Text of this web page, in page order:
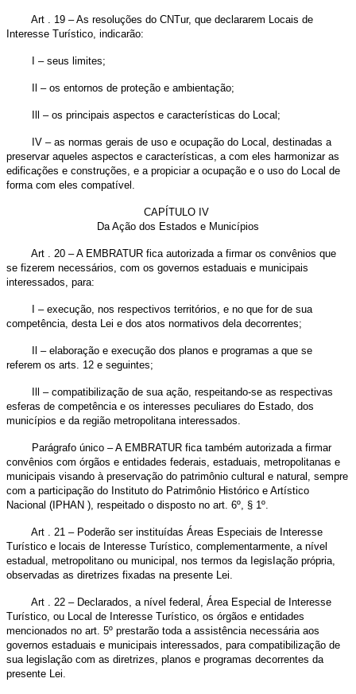
Art . 19 – As resoluções do CNTur, que declararem Locais de
Interesse Turístico, indicarão:
I – seus limites;
Il – os entornos de proteção e ambientação;
Ill – os principais aspectos e características do Local;
IV – as normas gerais de uso e ocupação do Local, destinadas a
preservar aqueles aspectos e características, a com eles harmonizar as
edificações e construções, e a propiciar a ocupação e o uso do Local de
forma com eles compatível.
CAPÍTULO IV
Da Ação dos Estados e Municípios
Art . 20 – A EMBRATUR fica autorizada a firmar os convênios que
se fizerem necessários, com os governos estaduais e municipais
interessados, para:
I – execução, nos respectivos territórios, e no que for de sua
competência, desta Lei e dos atos normativos dela decorrentes;
Il – elaboração e execução dos planos e programas a que se
referem os arts. 12 e seguintes;
Ill – compatibilização de sua ação, respeitando-se as respectivas
esferas de competência e os interesses peculiares do Estado, dos
municípios e da região metropolitana interessados.
Parágrafo único – A EMBRATUR fica também autorizada a firmar
convênios com órgãos e entidades federais, estaduais, metropolitanas e
municipais visando à preservação do patrimônio cultural e natural, sempre
com a participação do Instituto do Patrimônio Histórico e Artístico
Nacional (IPHAN ), respeitado o disposto no art. 6º, § 1º.
Art . 21 – Poderão ser instituídas Áreas Especiais de Interesse
Turístico e locais de Interesse Turístico, complementarmente, a nível
estadual, metropolitano ou municipal, nos termos da IegisIação própria,
observadas as diretrizes fixadas na presente Lei.
Art . 22 – Declarados, a nível federal, Área Especial de Interesse
Turístico, ou Local de Interesse Turístico, os órgãos e entidades
mencionados no art. 5º prestarão toda a assistência necessária aos
governos estaduais e municipais interessados, para compatibilização de
sua legislação com as diretrizes, planos e programas decorrentes da
presente Lei.